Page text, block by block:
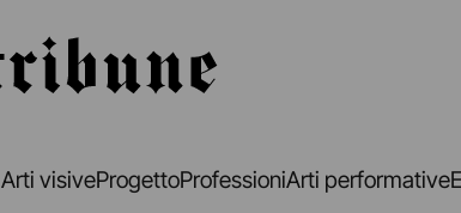
Arti visiveProgettoProfessioniArti performative